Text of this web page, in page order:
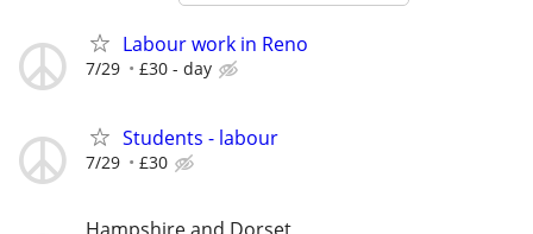
Labour work in Reno
7/29 £30 - day
Students - labour
7/29 £30